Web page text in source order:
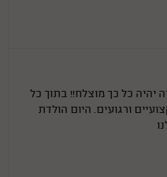
יהיה כל כך מוצלח!! בתוך כל
ורגועים. היום הולדת